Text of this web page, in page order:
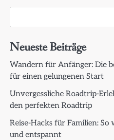
Neueste Beiträge
Wandern für Anfänger: Die
für einen gelungenen Start
Unvergessliche Roadtrip-
den perfekten Roadtrip
Reise-Hacks für Familien:
und entspannt